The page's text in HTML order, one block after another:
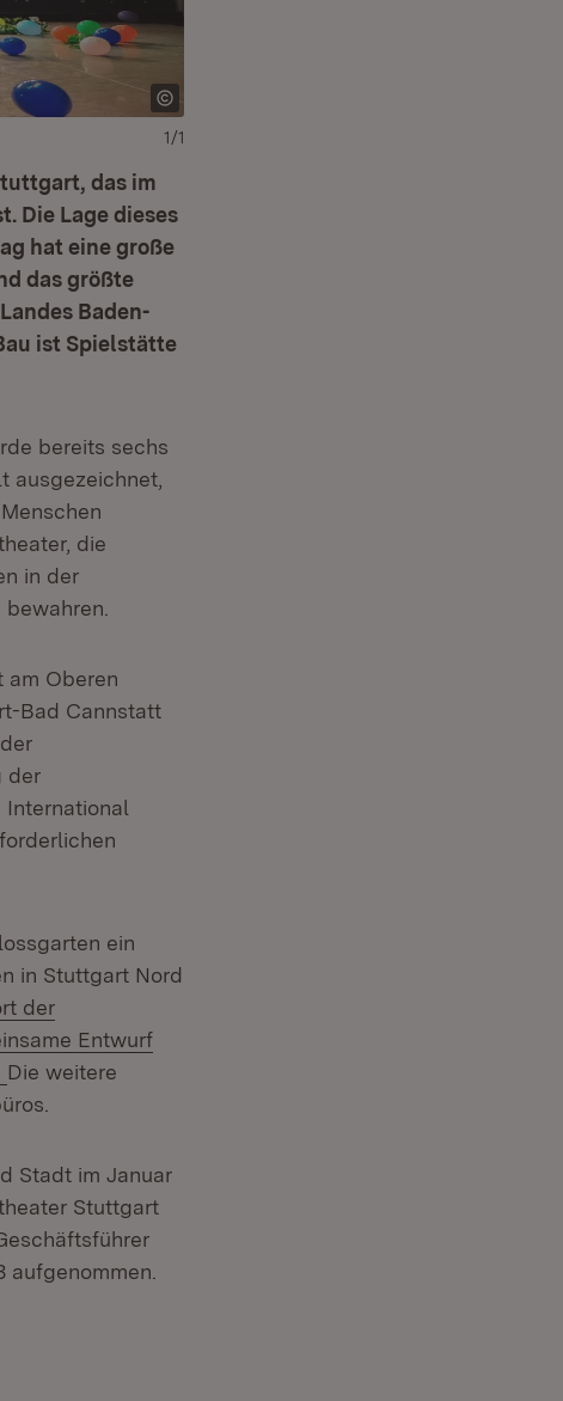
1/1
das im
Die Lage dieses
hat eine große
das größte
Baden-
ist Spielstätte
bereits sechs
ausgezeichnet,
die
in der
am Oberen
Bad Cannstatt
der
ein
in Stuttgart Nord
der
Entwurf
Die weitere
Stadt im Januar
Stuttgart